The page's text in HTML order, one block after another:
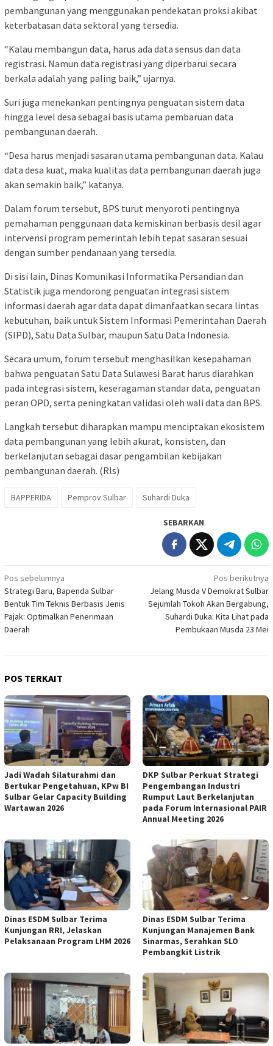
pembangunan yang menggunakan pendekatan proksi akibat
keterbatasan data sektoral yang tersedia.
“Kalau membangun data, harus ada data sensus dan data
registrasi. Namun data registrasi yang diperbarui secara
berkala adalah yang paling baik,” ujarnya.
Suri juga menekankan pentingnya penguatan sistem data
hingga level desa sebagai basis utama pembaruan data
pembangunan daerah.
“Desa harus menjadi sasaran utama pembangunan data. Kalau
data desa kuat, maka kualitas data pembangunan daerah juga
akan semakin baik,” katanya.
Dalam forum tersebut, BPS turut menyoroti pentingnya
pemahaman penggunaan data kemiskinan berbasis desil agar
intervensi program pemerintah lebih tepat sasaran sesuai
dengan sumber pendanaan yang tersedia.
Di sisi lain, Dinas Komunikasi Informatika Persandian dan
Statistik juga mendorong penguatan integrasi sistem
informasi daerah agar data dapat dimanfaatkan secara lintas
kebutuhan, baik untuk Sistem Informasi Pemerintahan Daerah
(SIPD), Satu Data Sulbar, maupun Satu Data Indonesia.
Secara umum, forum tersebut menghasilkan kesepahaman
bahwa penguatan Satu Data Sulawesi Barat harus diarahkan
pada integrasi sistem, keseragaman standar data, penguatan
peran OPD, serta peningkatan validasi oleh wali data dan BPS.
Langkah tersebut diharapkan mampu menciptakan ekosistem
data pembangunan yang lebih akurat, konsisten, dan
berkelanjutan sebagai dasar pengambilan kebijakan
pembangunan daerah. (Rls)
BAPPERIDA Pemprov Sulbar Suhardi Duka
SEBARKAN
Navigasi
pos
Pos sebelumnya
Strategi Baru, Bapenda Sulbar
Bentuk Tim Teknis Berbasis Jenis
Pajak: Optimalkan Penerimaan
Daerah
Pos berikutnya
Jelang Musda V Demokrat Sulbar
Sejumlah Tokoh Akan Bergabung,
Suhardi Duka: Kita Lihat pada
Pembukaan Musda 23 Mei
POS TERKAIT
Jadi Wadah Silaturahmi dan
Bertukar Pengetahuan, KPw BI
Sulbar Gelar Capacity Building
Wartawan 2026
DKP Sulbar Perkuat Strategi
Pengembangan Industri
Rumput Laut Berkelanjutan
pada Forum Internasional PAIR
Annual Meeting 2026
Dinas ESDM Sulbar Terima
Kunjungan RRI, Jelaskan
Pelaksanaan Program LHM 2026
Dinas ESDM Sulbar Terima
Kunjungan Manajemen Bank
Sinarmas, Serahkan SLO
Pembangkit Listrik